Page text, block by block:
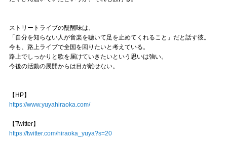
ストリートライブの醍醐味は、
「自分を知らない人が音楽を聴いて足を止めてくれること」だと話す彼。
今も、路上ライブで全国を回りたいと考えている。
路上でしっかりと歌を届けていきたいという思いは強い。
今後の活動の展開からは目が離せない。
【HP】
https://www.yuyahiraoka.com/
【Twitter】
https://twitter.com/hiraoka_yuya?s=20